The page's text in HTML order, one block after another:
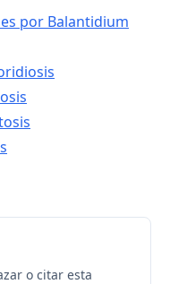
por Balantidium
o citar esta